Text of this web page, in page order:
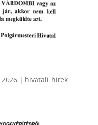
| hivatali_hirek